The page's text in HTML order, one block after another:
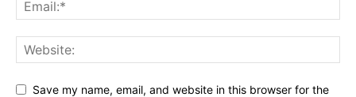
Save my name, email, and website in this browser for the